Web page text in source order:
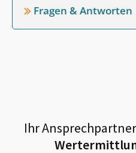
Fragen & Antworten
Ihr